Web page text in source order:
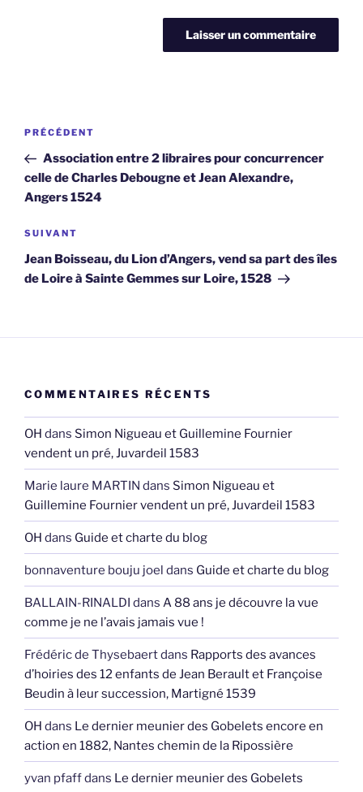
Navigation
l’article
Article
précédent
PRÉCÉDENT
Association entre 2 libraires pour concurrencer
celle de Charles Debougne et Jean Alexandre,
Angers 1524
Article
suivant
SUIVANT
Jean Boisseau, du Lion d’Angers, vend sa part des îles
de Loire à Sainte Gemmes sur Loire, 1528
COMMENTAIRES RÉCENTS
OH dans Simon Nigueau et Guillemine Fournier
vendent un pré, Juvardeil 1583
Marie laure MARTIN dans Simon Nigueau et
Guillemine Fournier vendent un pré, Juvardeil 1583
OH dans Guide et charte du blog
bonnaventure bouju joel dans Guide et charte du blog
BALLAIN-RINALDI dans A 88 ans je découvre la vue
comme je ne l’avais jamais vue !
Frédéric de Thysebaertdans Rapports des avances
d’hoiries des 12 enfants de Jean Berault et Françoise
Beudin à leur succession, Martigné 1539
OH dans Le dernier meunier des Gobelets encore en
action en 1882, Nantes chemin de la Ripossière
yvan pfaffdans Le dernier meunier des Gobelets